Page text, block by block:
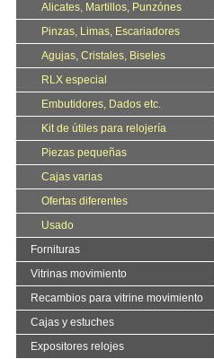
Alicates, Martillos, Punzónes
Pinzas, Limas, Escariadores
Agujas, Cristales, Biseles
RLX especial
Embutidores, Dados etc.
Kit de útiles para relojería
Piezas pequeñas
Cajas varias
Ofertas diferentes
Usado
Fornituras
Vitrinas movimiento
Recambios para vitrine movimiento
Cajas y estuches
Expositores relojes